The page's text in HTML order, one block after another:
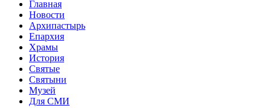
Главная
Новости
Архипастырь
Епархия
Храмы
История
Святые
Святыни
Музей
Для СМИ